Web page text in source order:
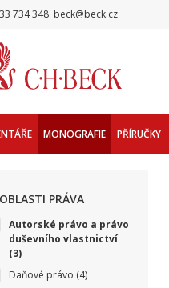
734 348 beck@beck.cz
MONOGRAFIE PŘÍRUČKY
OBLASTI PRÁVA
Autorské právo a právo
duševního vlastnictví
(3)
Daňové právo (4)